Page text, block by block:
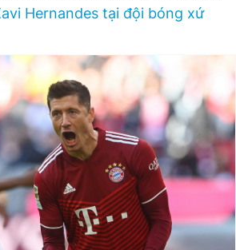
điện thoại
Liên hệ quảng cáo
0908 780 404
RSS Tòa soạn Chính sách bảo
Hernandes tại đội bóng xứ